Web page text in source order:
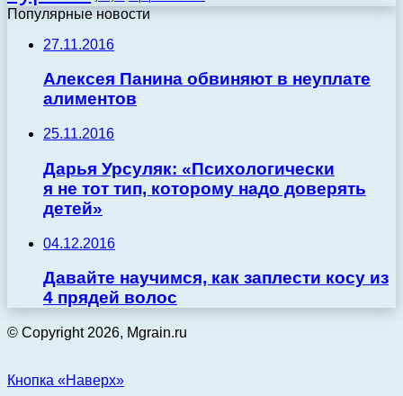
Популярные новости
27.11.2016
Алексея Панина обвиняют в неуплате
алиментов
25.11.2016
Дарья Урсуляк: «Психологически
я не тот тип, которому надо доверять
детей»
04.12.2016
Давайте научимся, как заплести косу из
4 прядей волос
© Copyright 2026, Mgrain.ru
Кнопка «Наверх»